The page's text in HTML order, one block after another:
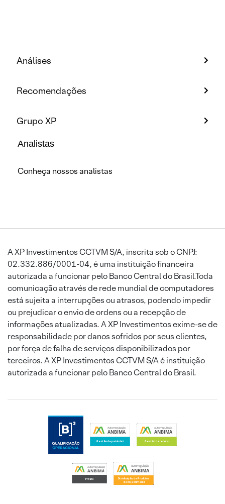
Análises
Recomendações
Grupo XP
Analistas
Conheça nossos analistas
A XP Investimentos CCTVM S/A, inscrita sob o CNPJ:
02.332.886/0001-04, é uma instituição financeira
autorizada a funcionar pelo Banco Central do Brasil.Toda
comunicação através de rede mundial de computadores
está sujeita a interrupções ou atrasos, podendo impedir
ou prejudicar o envio de ordens ou a recepção de
informações atualizadas. A XP Investimentos exime-se de
responsabilidade por danos sofridos por seus clientes,
por força de falha de serviços disponibilizados por
terceiros. A XP Investimentos CCTVM S/A é instituição
autorizada a funcionar pelo Banco Central do Brasil.